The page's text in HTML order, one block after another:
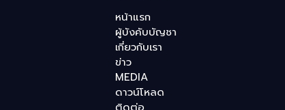
หน้าแรก
ผู้บังคับบัญชา
เกี่ยวกับเรา
ข่าว
MEDIA
ดาวน์โหลด